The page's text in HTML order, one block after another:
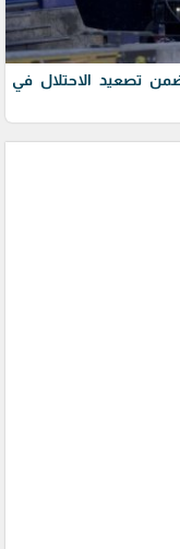
تصعيد الاحتلال في